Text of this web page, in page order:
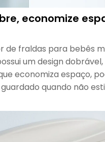
economize
de fraldas para bebês
um design dobrável,
economiza espaço,
quando não